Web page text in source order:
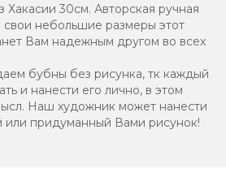
30см. Авторская ручная
свои небольшие размеры этот
Вам надежным другом во всех
бубны без рисунка, тк каждый
и нанести его лично, в этом
Наш художник может нанести
придуманный Вами рисунок!